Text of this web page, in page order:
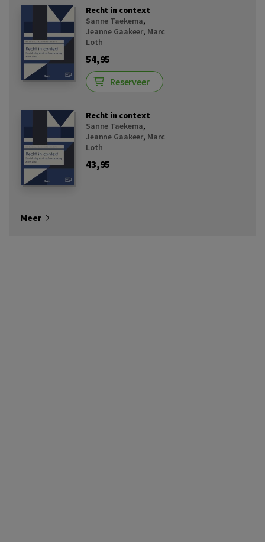
Recht in context
Sanne Taekema,
Jeanne Gaakeer, Marc
Loth
54,95
Reserveer
Recht in context
Sanne Taekema,
Jeanne Gaakeer, Marc
Loth
43,95
Meer